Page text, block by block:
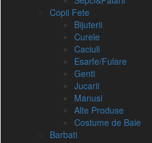
Copii Fete
Bijuterii
Curele
Caciuli
Esarfe/Fulare
Genti
Jucarii
Manusi
Alte Produse
Costume de Baie
Barbati